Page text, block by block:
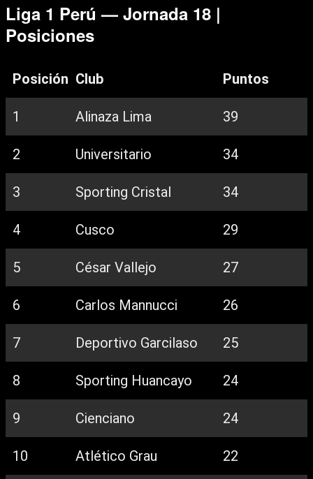
Liga 1 Perú — Jornada 18 |
Posiciones
Posición Club Puntos
1 Alinaza Lima 39
2 Universitario 34
3 Sporting Cristal 34
4 Cusco 29
5 César Vallejo 27
6 Carlos Mannucci 26
7 Deportivo Garcilaso 25
8 Sporting Huancayo 24
9 Cienciano 24
10 Atlético Grau 22